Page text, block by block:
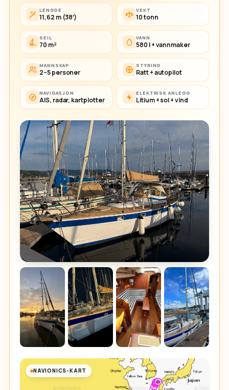
LENGDE
11,62 m (38′)
VEKT
10 tonn
SEIL
70 m²
VANN
580 l + vannmaker
MANNSKAP
2–5 personer
STYRING
Ratt + autopilot
NAVIGASJON
AIS, radar, kartplotter
ELEKTRISK ANLEGG
Litium + sol + vind
NAVIONICS-KART